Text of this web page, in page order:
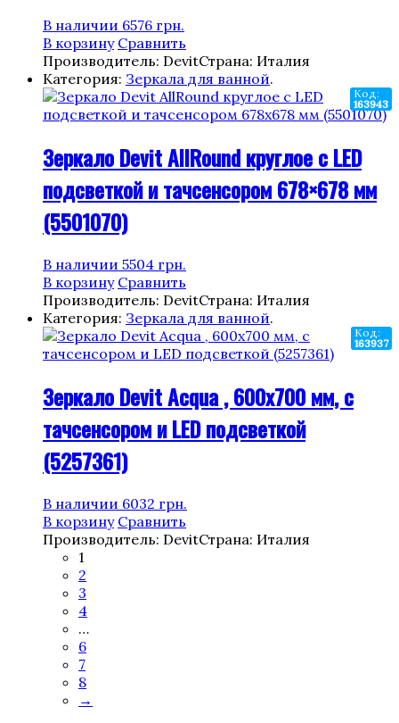
В наличии 6576 грн.
В корзину Сравнить
Производитель: DevitСтрана: Италия
Категория: Зеркала для ванной.
Код:
163943
Зеркало Devit AllRound круглое с LED
подсветкой и тачсенсором 678×678 мм
(5501070)
В наличии 5504 грн.
В корзину Сравнить
Производитель: DevitСтрана: Италия
Категория: Зеркала для ванной.
Код:
163937
Зеркало Devit Acqua , 600х700 мм, с
тачсенсором и LED подсветкой
(5257361)
В наличии 6032 грн.
В корзину Сравнить
Производитель: DevitСтрана: Италия
1
2
3
4
…
6
7
8
→